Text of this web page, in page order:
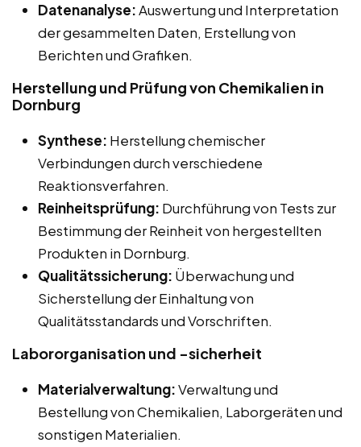
Datenanalyse:Auswertung und Interpretation
der gesammelten Daten, Erstellung von
Berichten und Grafiken.
Herstellung und Prüfung von Chemikalien in
Dornburg
Synthese: Herstellung chemischer
Verbindungen durch verschiedene
Reaktionsverfahren.
Reinheitsprüfung: Durchführung von Tests zur
Bestimmung der Reinheit von hergestellten
Produkten in Dornburg.
Qualitätssicherung: Überwachung und
Sicherstellung der Einhaltung von
Qualitätsstandards und Vorschriften.
Labororganisation und -sicherheit
Materialverwaltung:Verwaltung und
Bestellung von Chemikalien, Laborgeräten und
sonstigen Materialien.